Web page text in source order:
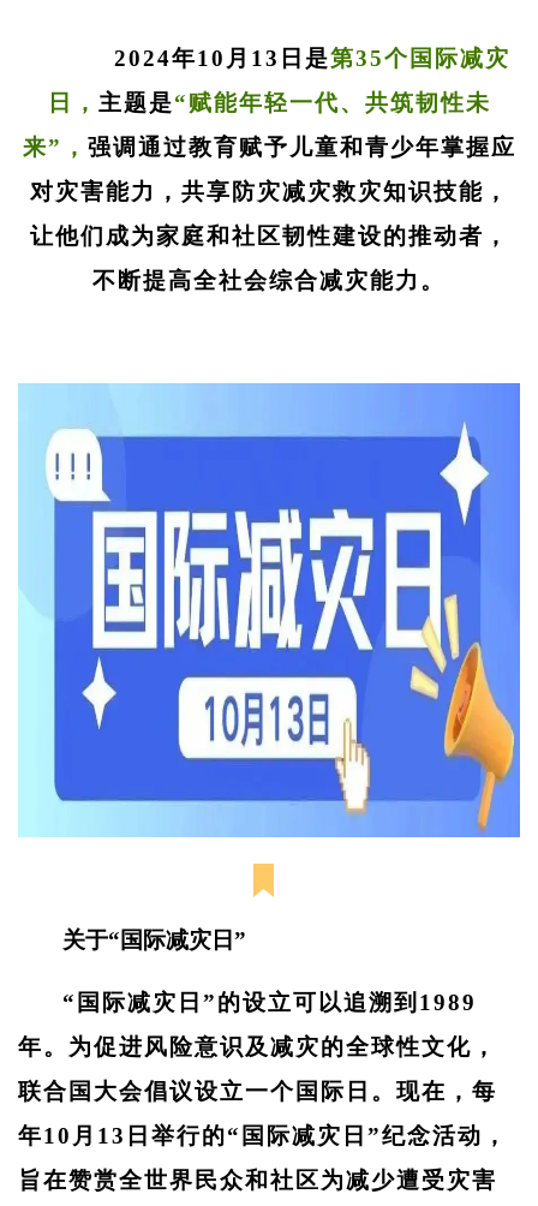
2024年10月13日 是第35个国际减灾
日， 主题是“赋能年轻一代、共筑韧性未
来”， 强调通过教育赋予儿童和青少年掌握应
对灾害能力，共享防灾减灾救灾知识技能，
让他们成为家庭和社区韧性建设的推动者，
不断提高全社会综合减灾能力。
关于“国际减灾日”
“国际减灾日”的设立可以追溯到1989
年。为促进风险意识及减灾的全球性文化，
联合国大会倡议设立一个国际日。现在， 每
年10月13日举行的“国际减灾日”纪念活动 ，
旨在赞赏全世界民众和社区为减少遭受灾害